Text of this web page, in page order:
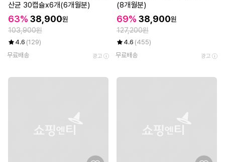
산균 30캡슐x6개(6개월분)
63% 38,900원
103,900원
4.6 (129)
무료배송
광고
(8개월분)
69% 38,900원
127,200원
4.6 (455)
무료배송
광고